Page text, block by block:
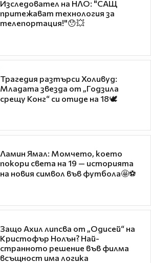
Изследовател на НЛО: "САЩ
притежават технология за
телепортация!"😯💥
Трагедия разтърси Холивуд:
Младата звезда от „Годзила
срещу Конг“ си отиде на 18🕊️
Ламин Ямал: Момчето, което
покори света на 19 — историята
на новия символ във футбола🤩⚽
Защо Ахил липсва от „Одисей“ на
Кристофър Нолън? Най-
странното решение във филма
всъщност има логика